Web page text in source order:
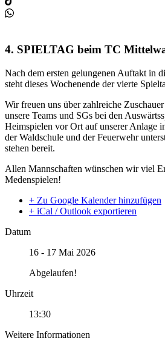
4. SPIELTAG beim TC
Nach dem ersten gelungenen Auftakt in
steht dieses Wochenende der vierte
Wir freuen uns über zahlreiche
unsere Teams und SGs bei den
Heimspielen vor Ort auf unserer Anlage
der Waldschule und der Feuerwehr
stehen bereit.
Allen Mannschaften wünschen wir viel
Medenspielen!
+ Zu Google Kalender hinzufügen
+ iCal / Outlook exportieren
Datum
16 - 17 Mai 2026
Abgelaufen!
Uhrzeit
13:30
Weitere Informationen